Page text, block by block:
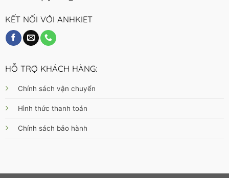
KẾT NỐI VỚI ANHKIET
HỖ TRỢ KHÁCH HÀNG:
Chính sách vận chuyển
Hình thức thanh toán
Chính sách bảo hành